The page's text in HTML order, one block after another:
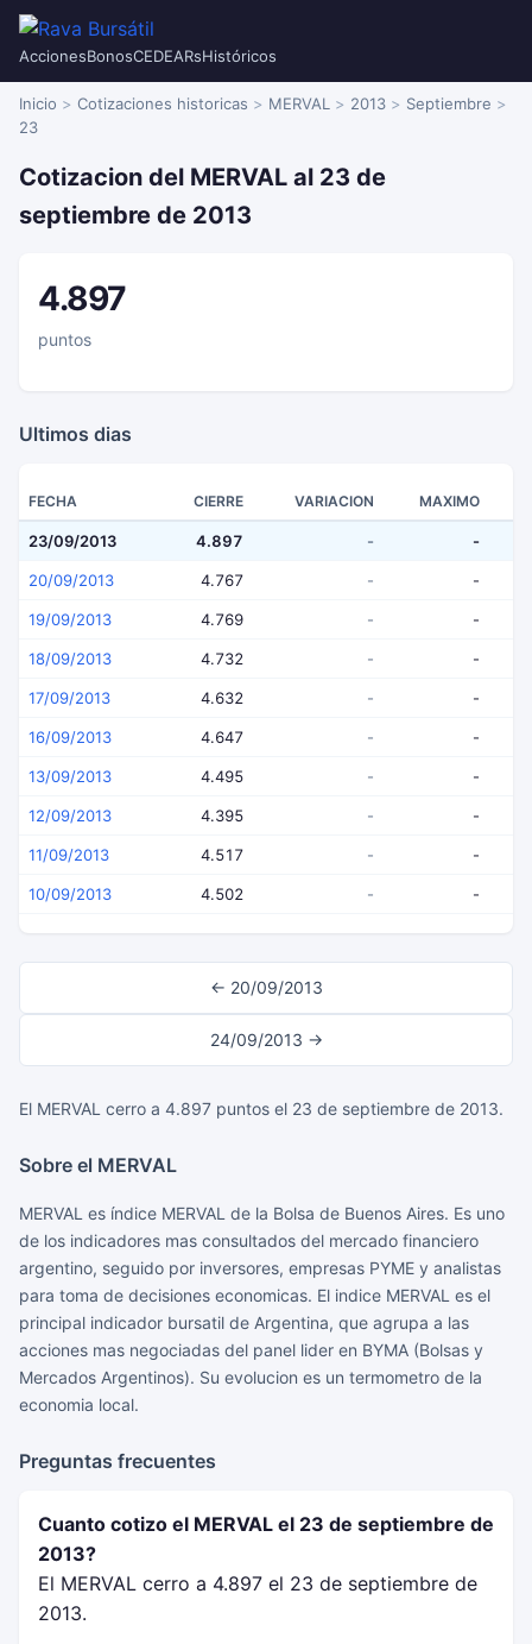
AccionesBonosCEDEARsHistóricos
Inicio Cotizaciones historicas MERVAL 2013
Septiembre
23
Cotizacion del MERVAL al 23 de
septiembre de 2013
4.897
puntos
Ultimos dias
FECHA CIERRE VARIACION MAXIMO
23/09/2013 4.897 - -
20/09/2013 4.767 - -
19/09/2013 4.769 - -
18/09/2013 4.732 - -
17/09/2013 4.632 - -
16/09/2013 4.647 - -
13/09/2013 4.495 - -
12/09/2013 4.395 - -
11/09/2013 4.517 - -
10/09/2013 4.502 - -
← 20/09/2013
24/09/2013 →
El MERVAL cerro a 4.897 puntos el 23 de septiembre de 2013.
Sobre el MERVAL
MERVAL es índice MERVAL de la Bolsa de Buenos Aires. Es uno
de los indicadores mas consultados del mercado financiero
argentino, seguido por inversores, empresas PYME y analistas
para toma de decisiones economicas. El indice MERVAL es el
principal indicador bursatil de Argentina, que agrupa a las
acciones mas negociadas del panel lider en BYMA (Bolsas y
Mercados Argentinos). Su evolucion es un termometro de la
economia local.
Preguntas frecuentes
Cuanto cotizo el MERVAL el 23 de septiembre de
2013?
El MERVAL cerro a 4.897 el 23 de septiembre de
2013.